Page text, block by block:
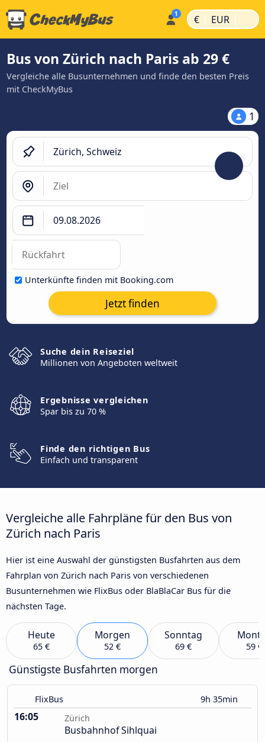
€ | EUR |
Bus von Zürich nach Paris ab 29 €
Vergleiche alle Busunternehmen und finde den besten Preis
mit CheckMyBus
1
Unterkünfte finden mit Booking.com
Jetzt finden
Suche dein Reiseziel
Millionen von Angeboten weltweit
Ergebnisse vergleichen
Spar bis zu 70 %
Finde den richtigen Bus
Einfach und transparent
Vergleiche alle Fahrpläne für den Bus von
Zürich nach Paris
Hier ist eine Auswahl der günstigsten Busfahrten aus dem
Fahrplan von Zürich nach Paris von verschiedenen
Busunternehmen wie FlixBus oder BlaBlaCar Bus für die
nächsten Tage.
Heute
65 €
Morgen
52 €
Sonntag
69 € 59 €
Günstigste Busfahrten morgen
FlixBus 9h 35min
16:05 Zürich
Busbahnhof Sihlquai